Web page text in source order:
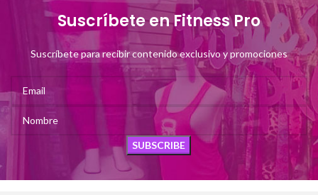
Suscríbete en Fitness Pro
Suscríbete para recibir contenido exclusivo y promociones